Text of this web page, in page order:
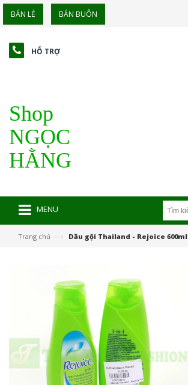
BÁN LẺ BÁN BUÔN
HỖ TRỢ
Shop
NGỌC
HẰNG
MENU
Trang chủ —› Dầu gội Thailand - Rejoice 600ml